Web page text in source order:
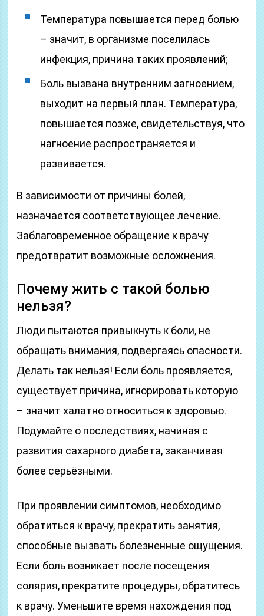
Температура повышается перед болью
– значит, в организме поселилась
инфекция, причина таких проявлений;
Боль вызвана внутренним загноением,
выходит на первый план. Температура,
повышается позже, свидетельствуя, что
нагноение распространяется и
развивается.
В зависимости от причины болей,
назначается соответствующее лечение.
Заблаговременное обращение к врачу
предотвратит возможные осложнения.
Почему жить с такой болью
нельзя?
Люди пытаются привыкнуть к боли, не
обращать внимания, подвергаясь опасности.
Делать так нельзя! Если боль проявляется,
существует причина, игнорировать которую
– значит халатно относиться к здоровью.
Подумайте о последствиях, начиная с
развития сахарного диабета, заканчивая
более серьёзными.
При проявлении симптомов, необходимо
обратиться к врачу, прекратить занятия,
способные вызвать болезненные ощущения.
Если боль возникает после посещения
солярия, прекратите процедуры, обратитесь
к врачу. Уменьшите время нахождения под